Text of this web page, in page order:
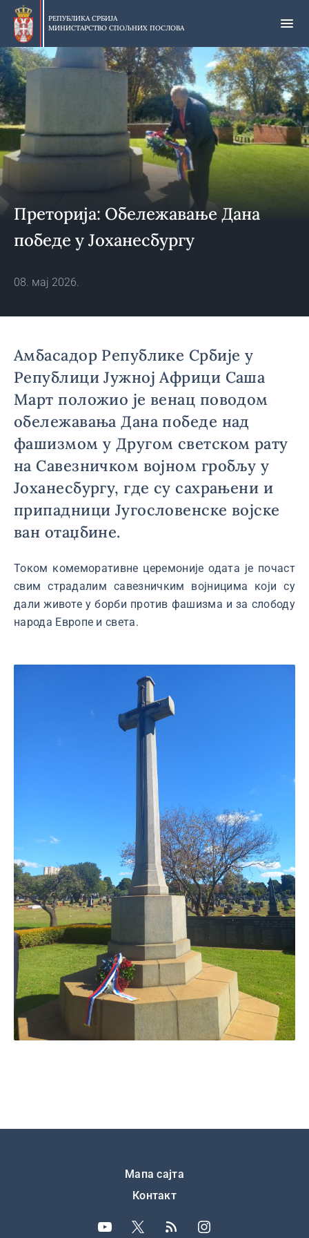
Прескочи
главни
део
садржаја
РЕПУБЛИКА СРБИЈА
МИНИСТАРСТВО СПОЉНИХ ПОСЛОВА
Преторија: Обележавање Дана
победе у Јоханесбургу
08. мај 2026.
Амбасадор Републике Србије у
Републици Јужној Африци Саша
Март положио је венац поводом
обележавања Дана победе над
фашизмом у Другом светском рату
на Савезничком војном гробљу у
Јоханесбургу, где су сахрањени и
припадници Југословенске војске
ван отаџбине.
Током комеморативне церемоније одата је почаст
свим страдалим савезничким војницима који су
дали животе у борби против фашизма и за слободу
народа Европе и света.
Мапа сајта
Контакт